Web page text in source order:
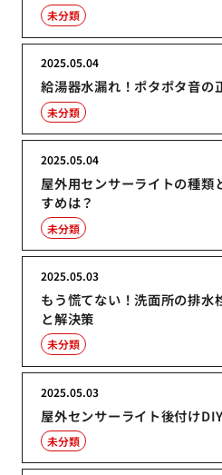
未分類
給湯器水漏れ！ポタポタ音の
2025.05.04
未分類
屋外用センサーライトの種類
すめは？
2025.05.04
未分類
もう慌てない！洗面所の排水
と解決策
2025.05.03
未分類
屋外センサーライト後付け
2025.05.03
未分類